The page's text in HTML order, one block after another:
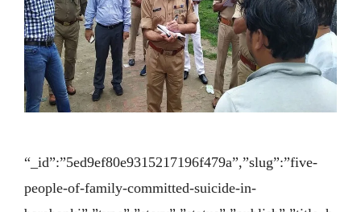
“_id”:”5ed9ef80e9315217196f479a”,”slug”:”five-
people-of-family-committed-suicide-in-